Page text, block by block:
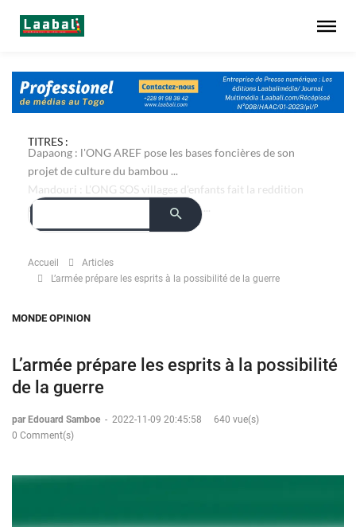
TITRES :
Mandouri : L'ONG SOS villages d'enfants fait la reddition
des comptes du projet Ablaa Fabou ...
Dapaong : l'ONG AREF pose les bases foncières de son
projet de culture du bambou ...
Accueil
Articles
L’armée prépare les esprits à la possibilité de la guerre
MONDE OPINION
L’armée prépare les esprits à la possibilité
de la guerre
par Edouard Samboe - 2022-11-09 20:45:58
640 vue(s)
0 Comment(s)